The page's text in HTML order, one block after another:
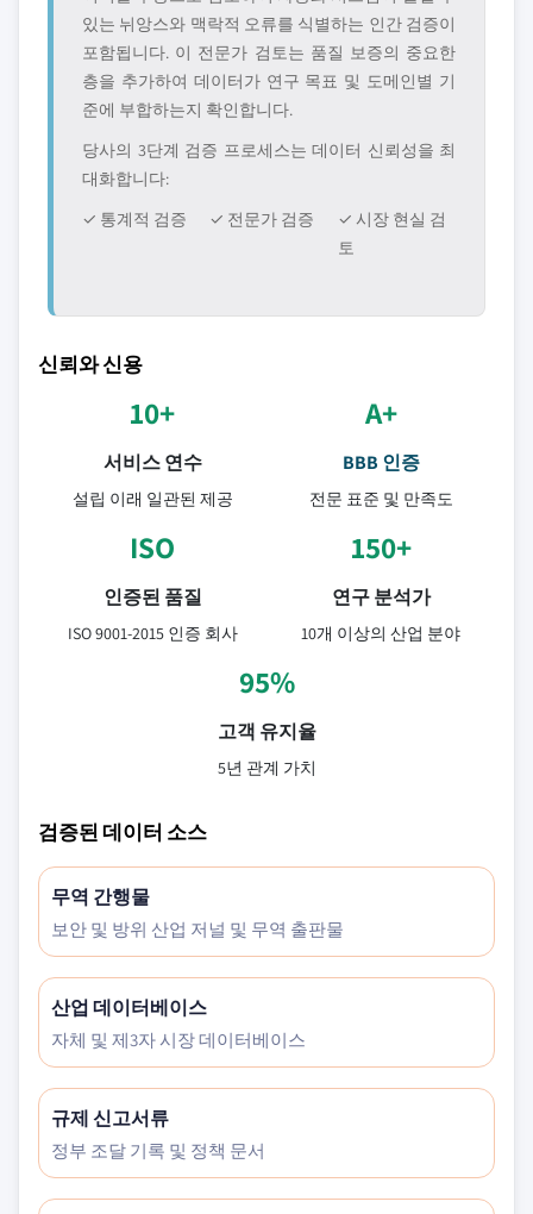
있는 뉘앙스와 맥락적 오류를 식별하는 인간 검증이
포함됩니다. 이 전문가 검토는 품질 보증의 중요한
층을 추가하여 데이터가 연구 목표 및 도메인별 기
준에 부합하는지 확인합니다.
당사의 3단계 검증 프로세스는 데이터 신뢰성을 최
대화합니다:
✓ 통계적 검증
✓ 전문가 검증
✓ 시장 현실 검
토
신뢰와 신용
10+
서비스 연수
설립 이래 일관된 제공
A+
BBB 인증
전문 표준 및 만족도
ISO
인증된 품질
ISO 9001-2015 인증 회사
150+
연구 분석가
10개 이상의 산업 분야
95%
고객 유지율
5년 관계 가치
검증된 데이터 소스
무역 간행물
보안 및 방위 산업 저널 및 무역 출판물
산업 데이터베이스
자체 및 제3자 시장 데이터베이스
규제 신고서류
정부 조달 기록 및 정책 문서